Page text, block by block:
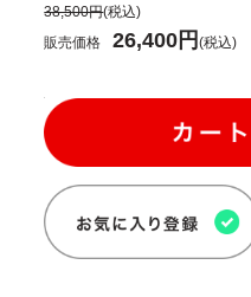
38,500円(税込)
販売価格
26,400円(税込)